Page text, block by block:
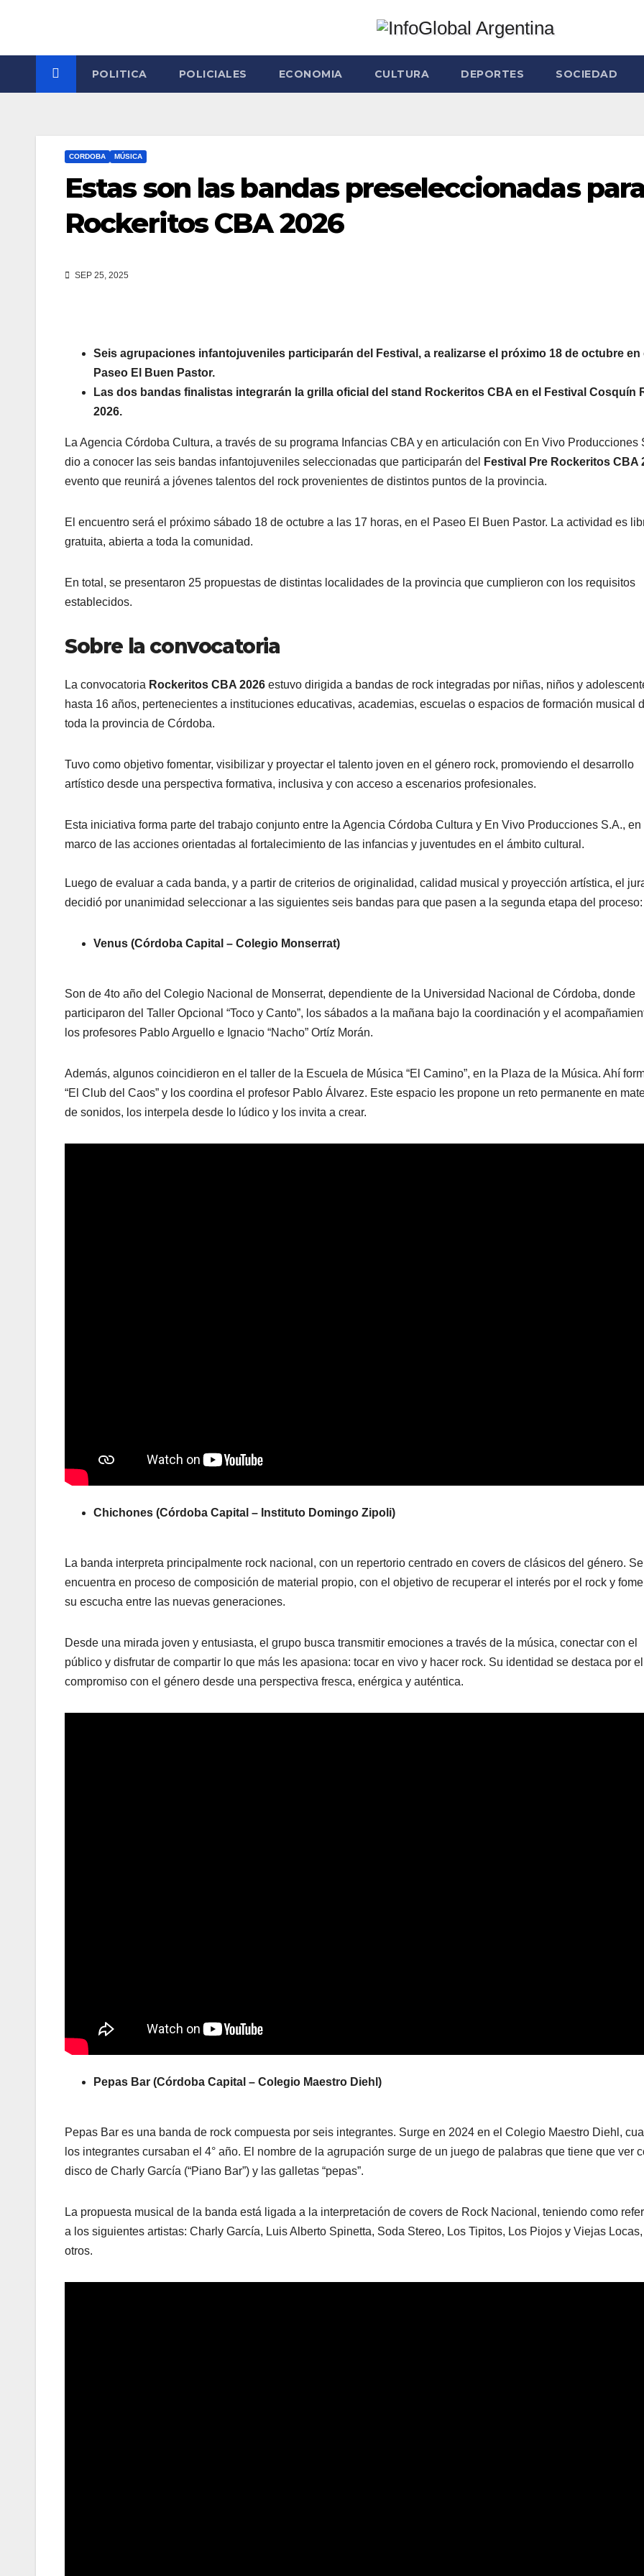
content
POLITICA POLICIALES ECONOMIA CULTURA DEPORTES SOCIEDAD
CORDOBA MÚSICA
Estas son las bandas preseleccionadas
Rockeritos CBA 2026
SEP 25, 2025
Seis agrupaciones infantojuveniles participarán del Festival, a realizarse el próximo 18 de octubre en
Paseo El Buen Pastor.
Las dos bandas finalistas integrarán la grilla oficial del stand Rockeritos CBA en el Festival Cosquín
2026.
La Agencia Córdoba Cultura, a través de su programa Infancias CBA y en articulación con En Vivo Producciones
dio a conocer las seis bandas infantojuveniles seleccionadas que participarán del
Festival Pre Rockeritos CBA
evento que reunirá a jóvenes talentos del rock provenientes de distintos puntos de la provincia.
El encuentro será el próximo sábado 18 de octubre a las 17 horas, en el Paseo El Buen Pastor. La actividad es
gratuita, abierta a toda la comunidad.
En total, se presentaron 25 propuestas de distintas localidades de la provincia que cumplieron con los requisitos
establecidos.
Sobre la convocatoria
La convocatoria Rockeritos CBA 2026 estuvo dirigida a bandas de rock integradas por niñas, niños y
hasta 16 años, pertenecientes a instituciones educativas, academias, escuelas o espacios de formación musical
toda la provincia de Córdoba.
Tuvo como objetivo fomentar, visibilizar y proyectar el talento joven en el género rock, promoviendo el desarrollo
artístico desde una perspectiva formativa, inclusiva y con acceso a escenarios profesionales.
Esta iniciativa forma parte del trabajo conjunto entre la Agencia Córdoba Cultura y En Vivo Producciones S.A., en
marco de las acciones orientadas al fortalecimiento de las infancias y juventudes en el ámbito cultural.
Luego de evaluar a cada banda, y a partir de criterios de originalidad, calidad musical y proyección artística, el
decidió por unanimidad seleccionar a las siguientes seis bandas para que pasen a la segunda etapa del proceso:
Venus (Córdoba Capital – Colegio Monserrat)
Son de 4to año del Colegio Nacional de Monserrat, dependiente de la Universidad Nacional de Córdoba, donde
participaron del Taller Opcional “Toco y Canto”, los sábados a la mañana bajo la coordinación y el
los profesores Pablo Arguello e Ignacio “Nacho” Ortíz Morán.
Además, algunos coincidieron en el taller de la Escuela de Música “El Camino”, en la Plaza de la Música. Ahí
“El Club del Caos” y los coordina el profesor Pablo Álvarez. Este espacio les propone un reto permanente en
de sonidos, los interpela desde lo lúdico y los invita a crear.
Chichones (Córdoba Capital – Instituto Domingo Zipoli)
La banda interpreta principalmente rock nacional, con un repertorio centrado en covers de clásicos del género. Se
encuentra en proceso de composición de material propio, con el objetivo de recuperar el interés por el rock y
su escucha entre las nuevas generaciones.
Desde una mirada joven y entusiasta, el grupo busca transmitir emociones a través de la música, conectar con el
público y disfrutar de compartir lo que más les apasiona: tocar en vivo y hacer rock. Su identidad se destaca por el
compromiso con el género desde una perspectiva fresca, enérgica y auténtica.
Pepas Bar (Córdoba Capital – Colegio Maestro Diehl)
Pepas Bar es una banda de rock compuesta por seis integrantes. Surge en 2024 en el Colegio Maestro Diehl,
los integrantes cursaban el 4° año. El nombre de la agrupación surge de un juego de palabras que tiene que ver
disco de Charly García (“Piano Bar”) y las galletas “pepas”.
La propuesta musical de la banda está ligada a la interpretación de covers de Rock Nacional, teniendo como
a los siguientes artistas: Charly García, Luis Alberto Spinetta, Soda Stereo, Los Tipitos, Los Piojos y Viejas
otros.